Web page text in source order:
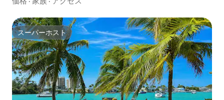
スーパーホスト
スーパーホスト